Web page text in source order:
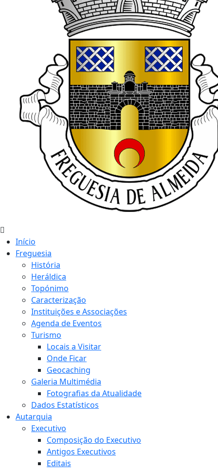
Início
Freguesia
História
Heráldica
Topónimo
Caracterização
Instituições e Associações
Agenda de Eventos
Turismo
Locais a Visitar
Onde Ficar
Geocaching
Galeria Multimédia
Fotografias da Atualidade
Dados Estatísticos
Autarquia
Executivo
Composição do Executivo
Antigos Executivos
Editais